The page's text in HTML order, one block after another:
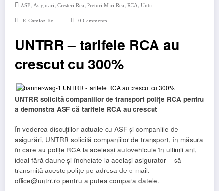
ASF, Asigurari, Cresteri Rca, Preturi Mari Rca, RCA, Untrr
E-Camion.ro 0 Comments
UNTRR – tarifele RCA au
crescut cu 300%
UNTRR solicită companiilor de transport polițe RCA pentru
a demonstra ASF că tarifele RCA au crescut
În vederea discuțiilor actuale cu ASF și companiile de
asigurări, UNTRR solicită companiilor de transport, în măsura
în care au polițe RCA la aceleași autovehicule în ultimii ani,
ideal fără daune și încheiate la același asigurator – să
transmită aceste polițe pe adresa de e-mail:
office@untrr.ro pentru a putea compara datele.